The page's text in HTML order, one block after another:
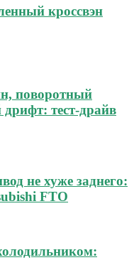
кроссвэн
поворотный
тест-драйв
не хуже заднего:
FTO